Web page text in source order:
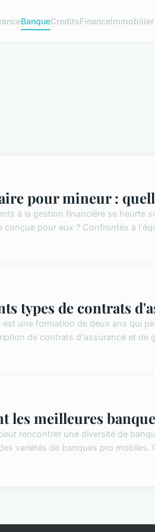
BanqueCreditsFinanceImmobilier
pour mineur :
à la gestion financière se heurte
conçue pour eux ? Confrontés à
types de contrats
est une formation de deux ans qui
de contrats d'assurance et de
les meilleures
rencontrer une diversité de
variétés de banques pro mobiles.